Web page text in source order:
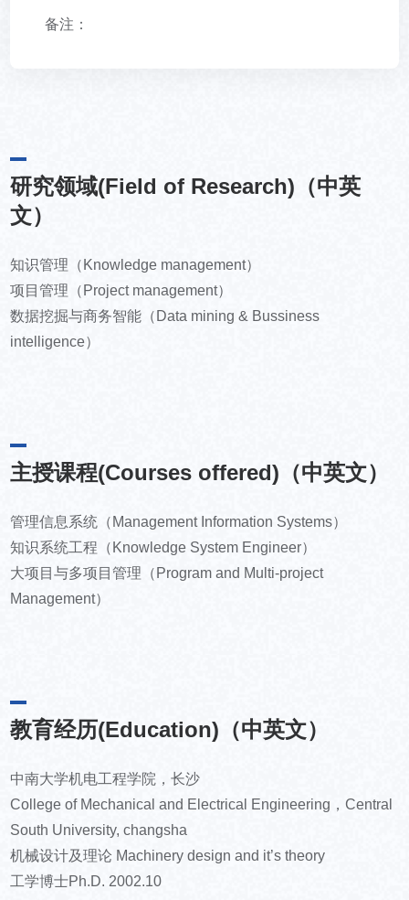
备注：
研究领域(Field of Research)（中英
文）
知识管理（Knowledge management）
项目管理（Project management）
数据挖掘与商务智能（Data mining & Bussiness
intelligence）
主授课程(Courses offered)（中英文）
管理信息系统（Management Information Systems）
知识系统工程（Knowledge System Engineer）
大项目与多项目管理（Program and Multi-project
Management）
教育经历(Education)（中英文）
中南大学机电工程学院，长沙
College of Mechanical and Electrical Engineering，Central
South University, changsha
机械设计及理论 Machinery design and it’s theory
工学博士Ph.D. 2002.10